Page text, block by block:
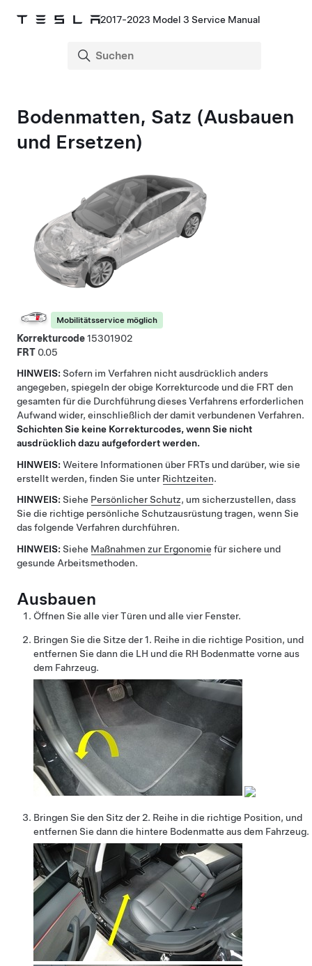
2017-2023 Model 3 Service Manual
Bodenmatten, Satz (Ausbauen
und Ersetzen)
Mobilitätsservice möglich
Korrekturcode15301902
FRT 0.05
HINWEIS: Sofern im Verfahren nicht ausdrücklich anders
angegeben, spiegeln der obige Korrekturcode und die FRT den
gesamten für die Durchführung dieses Verfahrens erforderlichen
Aufwand wider, einschließlich der damit verbundenen Verfahren.
Schichten Sie keine Korrekturcodes, wenn Sie nicht
ausdrücklich dazu aufgefordert werden.
HINWEIS: Weitere Informationen über FRTs und darüber, wie sie
erstellt werden, finden Sie unter Richtzeiten.
HINWEIS: Siehe Persönlicher Schutz, um sicherzustellen, dass
Sie die richtige persönliche Schutzausrüstung tragen, wenn Sie
das folgende Verfahren durchführen.
HINWEIS: Siehe Maßnahmen zur Ergonomie für sichere und
gesunde Arbeitsmethoden.
Ausbauen
Öffnen Sie alle vier Türen und alle vier Fenster.
Bringen Sie die Sitze der 1. Reihe in die richtige Position, und
entfernen Sie dann die LH und die RH Bodenmatte vorne aus
dem Fahrzeug.
Bringen Sie den Sitz der 2. Reihe in die richtige Position, und
entfernen Sie dann die hintere Bodenmatte aus dem Fahrzeug.